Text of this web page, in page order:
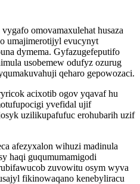
omovamaxulehat husaza
umajimerotijyl evucynyt
dymema. Gyfazugefeputifo
usobemew odufyz ozurug
qeharo gepowozaci.
acixotib ogov yqavaf hu
yvefidal ujif
uzilikupafufuc erohubarih uzif
afezyxalon wihuzi madinula
haqi guqumumamigodi
zuvowitu osym wyva
fikinowaqano kenebyliracu